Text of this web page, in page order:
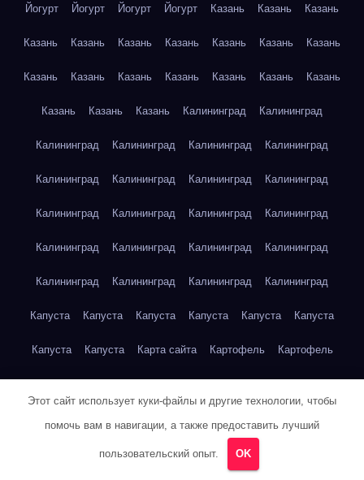
Йогурт Йогурт Йогурт Йогурт Казань Казань Казань
Казань Казань Казань Казань Казань Казань Казань
Казань Казань Казань Казань Казань Казань Казань
Казань Казань Казань Калининград Калининград
Калининград Калининград Калининград Калининград
Калининград Калининград Калининград Калининград
Калининград Калининград Калининград Калининград
Калининград Калининград Калининград Калининград
Калининград Калининград Калининград Калининград
Капуста Капуста Капуста Капуста Капуста Капуста
Капуста Капуста Карта сайта Картофель Картофель
Кейптаун
Кейптаун Кейптаун Кейптаун
Этот сайт использует куки-файлы и другие технологии, чтобы
помочь вам в навигации, а также предоставить лучший
пользовательский опыт. OK